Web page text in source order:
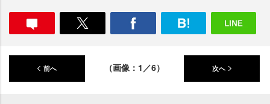
前へ （画像：1／6） 次へ